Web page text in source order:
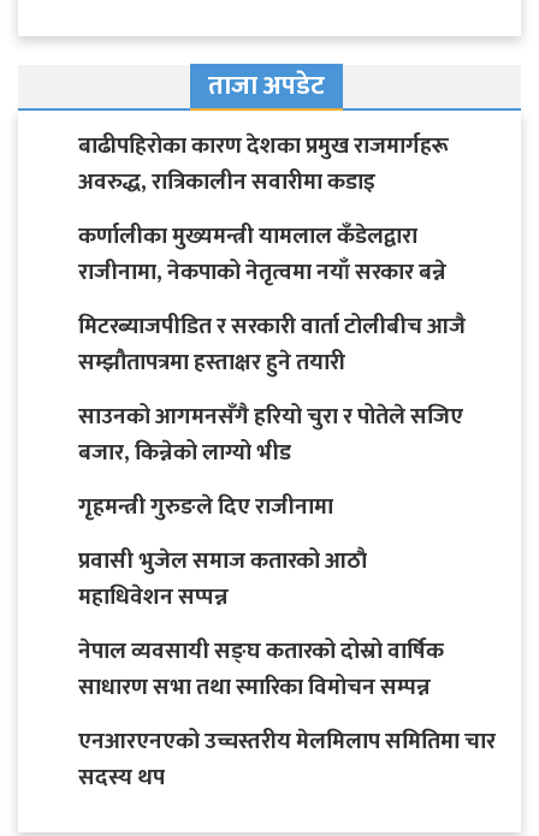
ताजा अपडेट
बाढीपहिरोका कारण देशका प्रमुख राजमार्गहरू
अवरुद्ध, रात्रिकालीन सवारीमा कडाइ
कर्णालीका मुख्यमन्त्री यामलाल कँडेलद्वारा
राजीनामा, नेकपाको नेतृत्वमा नयाँ सरकार बन्ने
मिटरब्याजपीडित र सरकारी वार्ता टोलीबीच आजै
सम्झौतापत्रमा हस्ताक्षर हुने तयारी
साउनको आगमनसँगै हरियो चुरा र पोतेले सजिए
बजार, किन्नेको लाग्यो भीड
गृहमन्त्री गुरुङले दिए राजीनामा
प्रवासी भुजेल समाज कतारको आठाै
महाधिवेशन सप्पन्न
नेपाल व्यवसायी सङ्घ कतारको दोस्रो वार्षिक
साधारण सभा तथा स्मारिका विमोचन सम्पन्न
एनआरएनएको उच्चस्तरीय मेलमिलाप समितिमा चार
सदस्य थप